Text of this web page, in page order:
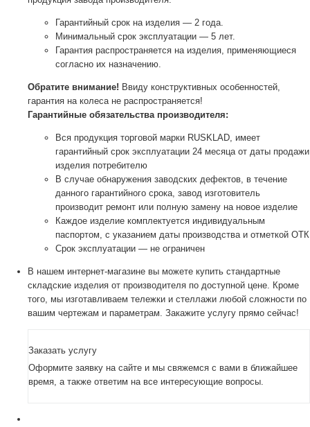
Гарантийный срок на изделия — 2 года.
Минимальный срок эксплуатации — 5 лет.
Гарантия распространяется на изделия, применяющиеся
согласно их назначению.
Обратите внимание! Ввиду конструктивных особенностей,
гарантия на колеса не распространяется!
Гарантийные обязательства производителя:
Вся продукция торговой марки RUSKLAD, имеет
гарантийный срок эксплуатации 24 месяца от даты продажи
изделия потребителю
В случае обнаружения заводских дефектов, в течение
данного гарантийного срока, завод изготовитель
производит ремонт или полную замену на новое изделие
Каждое изделие комплектуется индивидуальным
паспортом, с указанием даты производства и отметкой ОТК
Срок эксплуатации — не ограничен
В нашем интернет-магазине вы можете купить стандартные
складские изделия от производителя по доступной цене. Кроме
того, мы изготавливаем тележки и стеллажи любой сложности по
вашим чертежам и параметрам. Закажите услугу прямо сейчас!
Заказать услугу
Оформите заявку на сайте и мы свяжемся с вами в ближайшее
время, а также ответим на все интересующие вопросы.